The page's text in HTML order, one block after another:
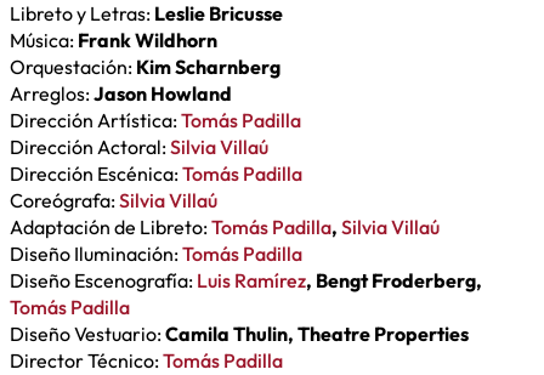
Libreto y Letras: Leslie Bricusse
Música: Frank Wildhorn
Orquestación: Kim Scharnberg
Arreglos:Jason Howland
Dirección Artística:Tomás Padilla
Dirección Actoral:Silvia Villaú
Dirección Escénica:Tomás Padilla
Coreógrafa:Silvia Villaú
Adaptación de Libreto:Tomás Padilla, Silvia Villaú
Diseño Iluminación:Tomás Padilla
Diseño Escenografía: Luis Ramírez, Bengt Froderberg,
Tomás Padilla
Diseño Vestuario:Camila Thulin, Theatre Properties
Director Técnico:Tomás Padilla